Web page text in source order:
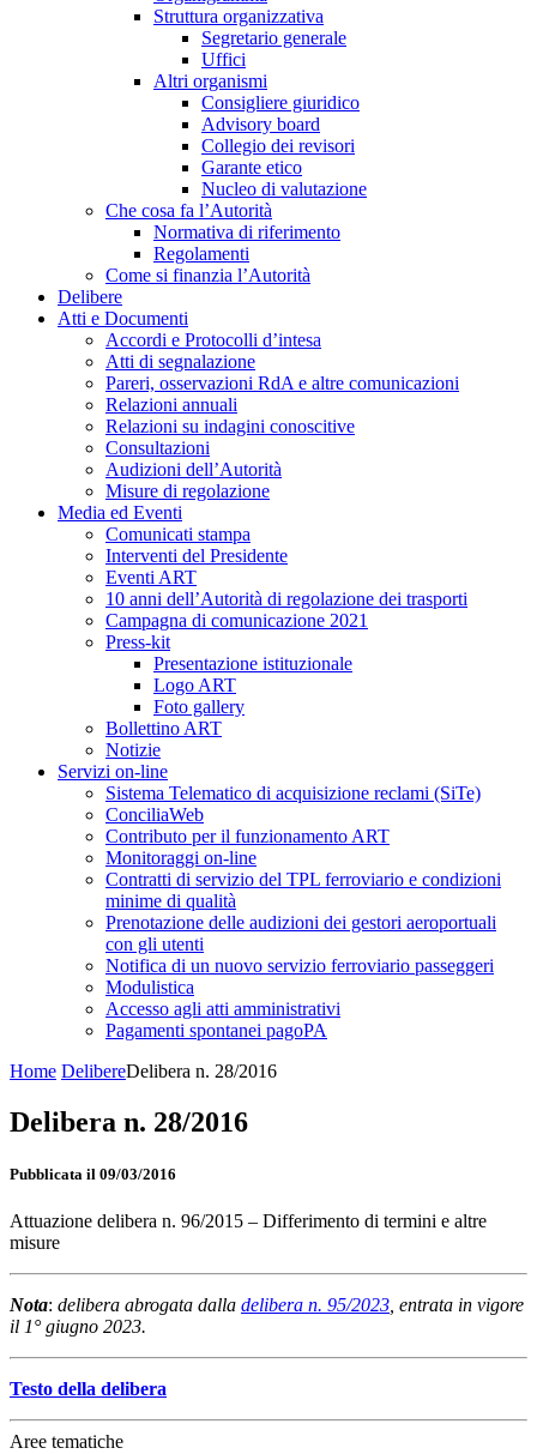
Struttura organizzativa
Segretario generale
Uffici
Altri organismi
Consigliere giuridico
Advisory board
Collegio dei revisori
Garante etico
Nucleo di valutazione
Che cosa fa l’Autorità
Normativa di riferimento
Regolamenti
Come si finanzia l’Autorità
Delibere
Atti e Documenti
Accordi e Protocolli d’intesa
Atti di segnalazione
Pareri, osservazioni RdA e altre comunicazioni
Relazioni annuali
Relazioni su indagini conoscitive
Consultazioni
Audizioni dell’Autorità
Misure di regolazione
Media ed Eventi
Comunicati stampa
Interventi del Presidente
Eventi ART
10 anni dell’Autorità di regolazione dei trasporti
Campagna di comunicazione 2021
Press-kit
Presentazione istituzionale
Logo ART
Foto gallery
Bollettino ART
Notizie
Servizi on-line
Sistema Telematico di acquisizione reclami (SiTe)
ConciliaWeb
Contributo per il funzionamento ART
Monitoraggi on-line
Contratti di servizio del TPL ferroviario e condizioni
minime di qualità
Prenotazione delle audizioni dei gestori aeroportuali
con gli utenti
Notifica di un nuovo servizio ferroviario passeggeri
Modulistica
Accesso agli atti amministrativi
Pagamenti spontanei pagoPA
Home DelibereDelibera n. 28/2016
Delibera n. 28/2016
Pubblicata il 09/03/2016
Attuazione delibera n. 96/2015 – Differimento di termini e altre
misure
Nota: delibera abrogata dalla delibera n. 95/2023 , entrata in vigore
il 1° giugno 2023.
Testo della delibera
Aree tematiche